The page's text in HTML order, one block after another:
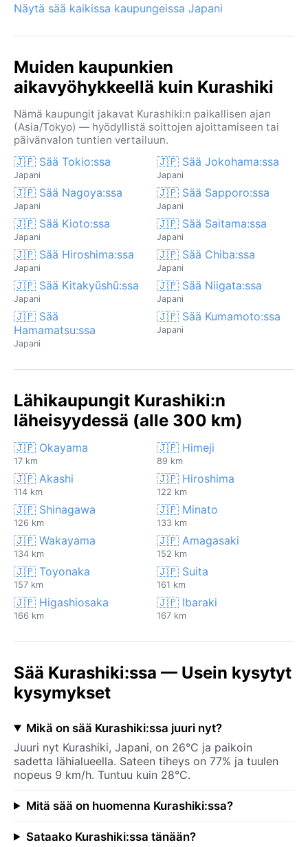
Näytä sää kaikissa kaupungeissa Japani
Muiden kaupunkien
aikavyöhykkeellä kuin Kurashiki
Nämä kaupungit jakavat Kurashiki:n paikallisen ajan
(Asia/Tokyo) — hyödyllistä soittojen ajoittamiseen tai
päivänvalon tuntien vertailuun.
🇯🇵 Sää Tokio:ssa
Japani
🇯🇵 Sää Jokohama:ssa
Japani
🇯🇵 Sää Nagoya:ssa
Japani
🇯🇵 Sää Sapporo:ssa
Japani
🇯🇵 Sää Kioto:ssa
Japani
🇯🇵 Sää Saitama:ssa
Japani
🇯🇵 Sää Hiroshima:ssa
Japani
🇯🇵 Sää Chiba:ssa
Japani
🇯🇵 Sää Kitakyūshū:ssa
Japani
🇯🇵 Sää Niigata:ssa
Japani
🇯🇵 Sää
Hamamatsu:ssa
Japani
🇯🇵 Sää Kumamoto:ssa
Japani
Lähikaupungit Kurashiki:n
läheisyydessä (alle 300 km)
🇯🇵 Okayama
17 km
🇯🇵 Himeji
89 km
🇯🇵 Akashi
114 km
🇯🇵 Hiroshima
122 km
🇯🇵 Shinagawa
126 km
🇯🇵 Minato
133 km
🇯🇵 Wakayama
134 km
🇯🇵 Amagasaki
152 km
🇯🇵 Toyonaka
157 km
🇯🇵 Suita
161 km
🇯🇵 Higashiosaka
166 km
🇯🇵 Ibaraki
167 km
Sää Kurashiki:ssa — Usein kysytyt
kysymykset
Mikä on sää Kurashiki:ssa juuri nyt?
Juuri nyt Kurashiki, Japani, on 26°C ja paikoin
sadetta lähialueella. Sateen tiheys on 77% ja tuulen
nopeus 9 km/h. Tuntuu kuin 28°C.
Mitä sää on huomenna Kurashiki:ssa?
Sataako Kurashiki:ssa tänään?